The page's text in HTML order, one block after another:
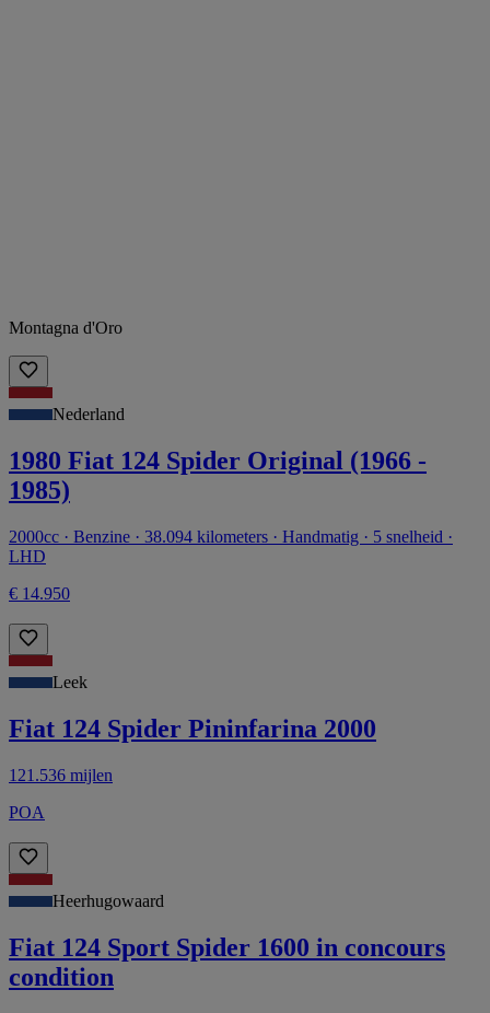
Montagna d'Oro
Nederland
1980 Fiat 124 Spider Original (1966 -
1985)
2000cc · Benzine · 38.094 kilometers · Handmatig · 5 snelheid ·
LHD
€ 14.950
Leek
Fiat 124 Spider Pininfarina 2000
121.536 mijlen
POA
Heerhugowaard
Fiat 124 Sport Spider 1600 in concours
condition